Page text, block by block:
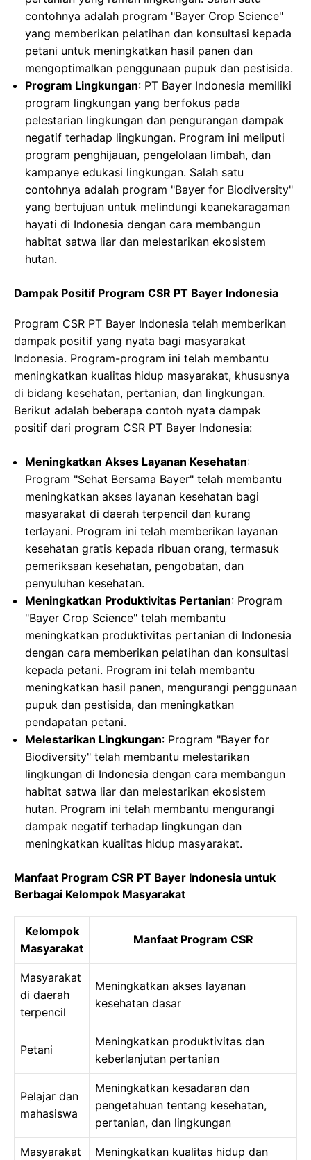
contohnya adalah program "Bayer Crop Science"
yang memberikan pelatihan dan konsultasi kepada
petani untuk meningkatkan hasil panen dan
mengoptimalkan penggunaan pupuk dan pestisida.
Program Lingkungan: PT Bayer Indonesia memiliki
program lingkungan yang berfokus pada
pelestarian lingkungan dan pengurangan dampak
negatif terhadap lingkungan. Program ini meliputi
program penghijauan, pengelolaan limbah, dan
kampanye edukasi lingkungan. Salah satu
contohnya adalah program "Bayer for Biodiversity"
yang bertujuan untuk melindungi keanekaragaman
hayati di Indonesia dengan cara membangun
habitat satwa liar dan melestarikan ekosistem
hutan.
Dampak Positif Program CSR PT Bayer Indonesia
Program CSR PT Bayer Indonesia telah memberikan
dampak positif yang nyata bagi masyarakat
Indonesia. Program-program ini telah membantu
meningkatkan kualitas hidup masyarakat, khususnya
di bidang kesehatan, pertanian, dan lingkungan.
Berikut adalah beberapa contoh nyata dampak
positif dari program CSR PT Bayer Indonesia:
Meningkatkan Akses Layanan Kesehatan:
Program "Sehat Bersama Bayer" telah membantu
meningkatkan akses layanan kesehatan bagi
masyarakat di daerah terpencil dan kurang
terlayani. Program ini telah memberikan layanan
kesehatan gratis kepada ribuan orang, termasuk
pemeriksaan kesehatan, pengobatan, dan
penyuluhan kesehatan.
Meningkatkan Produktivitas Pertanian: Program
"Bayer Crop Science" telah membantu
meningkatkan produktivitas pertanian di Indonesia
dengan cara memberikan pelatihan dan konsultasi
kepada petani. Program ini telah membantu
meningkatkan hasil panen, mengurangi penggunaan
pupuk dan pestisida, dan meningkatkan
pendapatan petani.
Melestarikan Lingkungan: Program "Bayer for
Biodiversity" telah membantu melestarikan
lingkungan di Indonesia dengan cara membangun
habitat satwa liar dan melestarikan ekosistem
hutan. Program ini telah membantu mengurangi
dampak negatif terhadap lingkungan dan
meningkatkan kualitas hidup masyarakat.
Manfaat Program CSR PT Bayer Indonesia untuk
Berbagai Kelompok Masyarakat
Kelompok
Masyarakat
Manfaat Program CSR
Masyarakat
di daerah
terpencil
Meningkatkan akses layanan
kesehatan dasar
Petani
Meningkatkan produktivitas dan
keberlanjutan pertanian
Pelajar dan
mahasiswa
Meningkatkan kesadaran dan
pengetahuan tentang kesehatan,
pertanian, dan lingkungan
Masyarakat
Meningkatkan kualitas hidup dan